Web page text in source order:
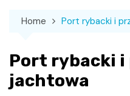
Home Port rybacki i
Port rybacki
jachtowa